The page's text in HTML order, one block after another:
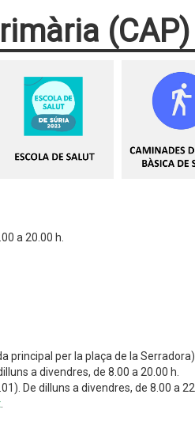
a 20.00 h.
per la plaça de la Serradora).
a divendres, de 8.00 a 20.00 h.
De dilluns a divendres, de 8.00 a